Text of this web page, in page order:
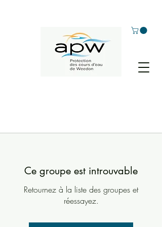
Ce groupe est introuvable
Retournez à la liste des groupes et
réessayez.